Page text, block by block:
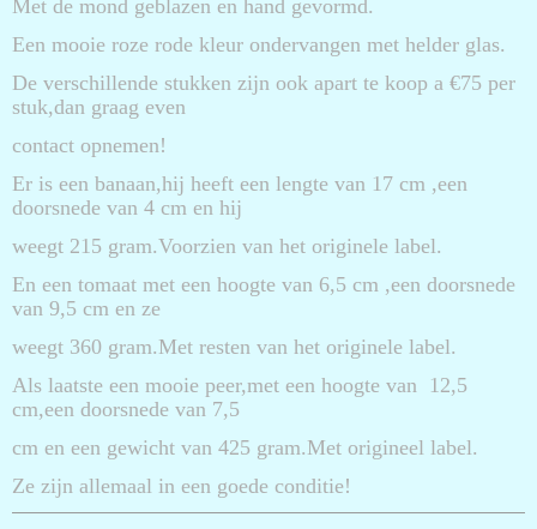
Met de mond geblazen en hand gevormd.
Een mooie roze rode kleur ondervangen met helder glas.
De verschillende stukken zijn ook apart te koop a €75 per
stuk,dan graag even
contact opnemen!
Er is een banaan,hij heeft een lengte van 17 cm ,een
doorsnede van 4 cm en hij
weegt 215 gram.Voorzien van het originele label.
En een tomaat met een hoogte van 6,5 cm ,een doorsnede
van 9,5 cm en ze
weegt 360 gram.Met resten van het originele label.
Als laatste een mooie peer,met een hoogte van 12,5
cm,een doorsnede van 7,5
cm en een gewicht van 425 gram.Met origineel label.
Ze zijn allemaal in een goede conditie!